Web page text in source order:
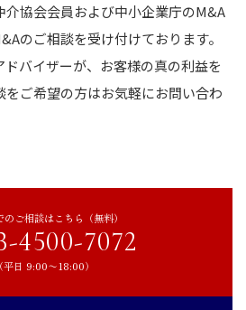
協会会員および中小企業庁のM&A
のご相談を受け付けております。
バイザーが、お客様の真の利益を
ご希望の方はお気軽にお問い合わ
のご相談はこちら（無料）
4500-7072
（平日 9:00〜18:00）